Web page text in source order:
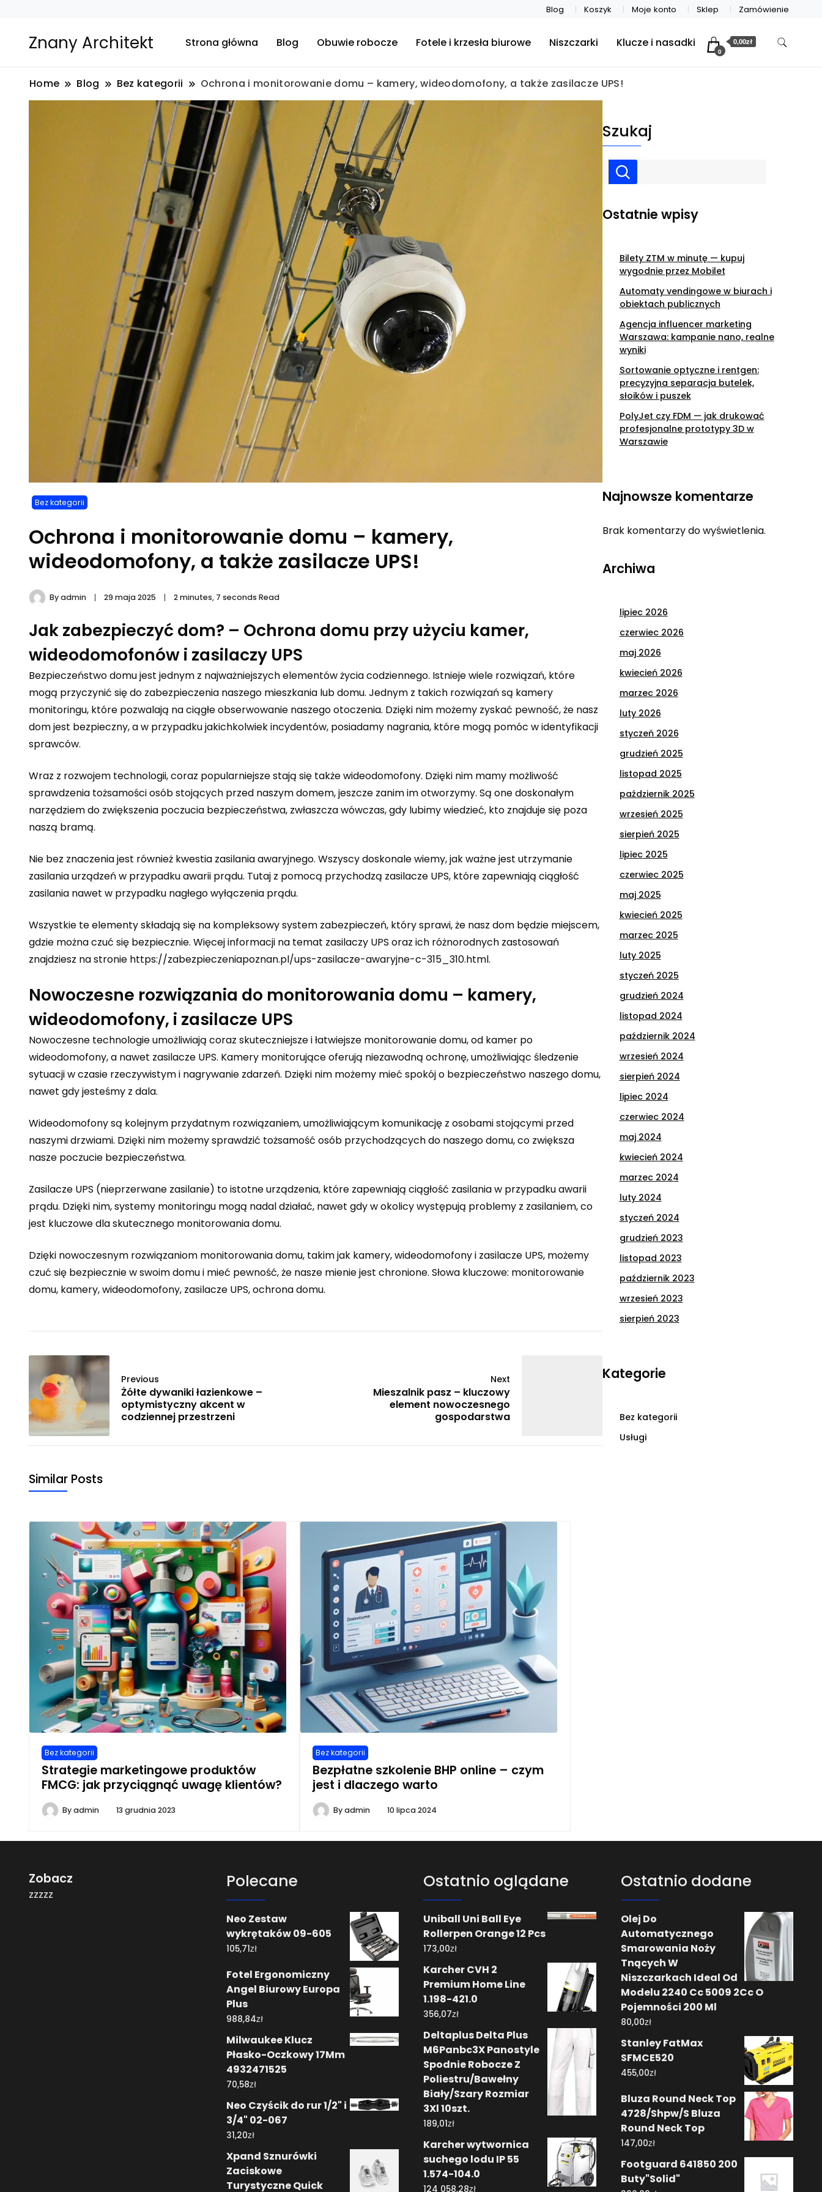
Blog Koszyk Moje konto Sklep Zamówienie
Znany Architekt Strona główna Blog Obuwie robocze Fotele i krzesła biurowe Niszczarki Klucze i nasadki
0
0,00zł
Home Blog Bez kategorii Ochrona i monitorowanie domu – kamery, wideodomofony, a także zasilacze UPS!
Bez kategorii
Ochrona i monitorowanie domu – kamery,
wideodomofony, a także zasilacze UPS!
Byadmin 29 maja 2025 2 minutes, 7 seconds Read
Jak zabezpieczyć dom? – Ochrona domu przy użyciu kamer,
wideodomofonów i zasilaczy UPS
Bezpieczeństwo domu jest jednym z najważniejszych elementów życia codziennego. Istnieje wiele rozwiązań, które
mogą przyczynić się do zabezpieczenia naszego mieszkania lub domu. Jednym z takich rozwiązań są kamery
monitoringu, które pozwalają na ciągłe obserwowanie naszego otoczenia. Dzięki nim możemy zyskać pewność, że nasz
dom jest bezpieczny, a w przypadku jakichkolwiek incydentów, posiadamy nagrania, które mogą pomóc w identyfikacji
sprawców.
Wraz z rozwojem technologii, coraz popularniejsze stają się także wideodomofony. Dzięki nim mamy możliwość
sprawdzenia tożsamości osób stojących przed naszym domem, jeszcze zanim im otworzymy. Są one doskonałym
narzędziem do zwiększenia poczucia bezpieczeństwa, zwłaszcza wówczas, gdy lubimy wiedzieć, kto znajduje się poza
naszą bramą.
Nie bez znaczenia jest również kwestia zasilania awaryjnego. Wszyscy doskonale wiemy, jak ważne jest utrzymanie
zasilania urządzeń w przypadku awarii prądu. Tutaj z pomocą przychodzą zasilacze UPS, które zapewniają ciągłość
zasilania nawet w przypadku nagłego wyłączenia prądu.
Wszystkie te elementy składają się na kompleksowy system zabezpieczeń, który sprawi, że nasz dom będzie miejscem,
gdzie można czuć się bezpiecznie. Więcej informacji na temat zasilaczy UPS oraz ich różnorodnych zastosowań
znajdziesz na stronie https://zabezpieczeniapoznan.pl/ups-zasilacze-awaryjne-c-315_310.html.
Nowoczesne rozwiązania do monitorowania domu – kamery,
wideodomofony, i zasilacze UPS
Nowoczesne technologie umożliwiają coraz skuteczniejsze i łatwiejsze monitorowanie domu, od kamer po
wideodomofony, a nawet zasilacze UPS. Kamery monitorujące oferują niezawodną ochronę, umożliwiając śledzenie
sytuacji w czasie rzeczywistym i nagrywanie zdarzeń. Dzięki nim możemy mieć spokój o bezpieczeństwo naszego domu,
nawet gdy jesteśmy z dala.
Wideodomofony są kolejnym przydatnym rozwiązaniem, umożliwiającym komunikację z osobami stojącymi przed
naszymi drzwiami. Dzięki nim możemy sprawdzić tożsamość osób przychodzących do naszego domu, co zwiększa
nasze poczucie bezpieczeństwa.
Zasilacze UPS (nieprzerwane zasilanie) to istotne urządzenia, które zapewniają ciągłość zasilania w przypadku awarii
prądu. Dzięki nim, systemy monitoringu mogą nadal działać, nawet gdy w okolicy występują problemy z zasilaniem, co
jest kluczowe dla skutecznego monitorowania domu.
Dzięki nowoczesnym rozwiązaniom monitorowania domu, takim jak kamery, wideodomofony i zasilacze UPS, możemy
czuć się bezpiecznie w swoim domu i mieć pewność, że nasze mienie jest chronione. Słowa kluczowe: monitorowanie
domu, kamery, wideodomofony, zasilacze UPS, ochrona domu.
Previous
Żółte dywaniki łazienkowe –
optymistyczny akcent w
codziennej przestrzeni
Next
Mieszalnik pasz – kluczowy
element nowoczesnego
gospodarstwa
Similar Posts
Bez kategorii
Strategie marketingowe produktów
FMCG: jak przyciągnąć uwagę klientów?
Byadmin 13 grudnia 2023
Bez kategorii
Bezpłatne szkolenie BHP online – czym
jest i dlaczego warto
Byadmin 10 lipca 2024
Szukaj
Ostatnie wpisy
Bilety ZTM w minutę — kupuj
wygodnie przez Mobilet
Automaty vendingowe w biurach i
obiektach publicznych
Agencja influencer marketing
Warszawa: kampanie nano, realne
wyniki
Sortowanie optyczne i rentgen:
precyzyjna separacja butelek,
słoików i puszek
PolyJet czy FDM — jak drukować
profesjonalne prototypy 3D w
Warszawie
Najnowsze komentarze
Brak komentarzy do wyświetlenia.
Archiwa
lipiec 2026
czerwiec 2026
maj 2026
kwiecień 2026
marzec 2026
luty 2026
styczeń 2026
grudzień 2025
listopad 2025
październik 2025
wrzesień 2025
sierpień 2025
lipiec 2025
czerwiec 2025
maj 2025
kwiecień 2025
marzec 2025
luty 2025
styczeń 2025
grudzień 2024
listopad 2024
październik 2024
wrzesień 2024
sierpień 2024
lipiec 2024
czerwiec 2024
maj 2024
kwiecień 2024
marzec 2024
luty 2024
styczeń 2024
grudzień 2023
listopad 2023
październik 2023
wrzesień 2023
sierpień 2023
Kategorie
Bez kategorii
Usługi
Zobacz
zzzzz
Polecane
Neo Zestaw
wykrętaków 09-605
105,71zł
Fotel Ergonomiczny
Angel Biurowy Europa
Plus
988,84zł
Milwaukee Klucz
Płasko-Oczkowy 17Mm
4932471525
70,58zł
Neo Czyścik do rur 1/2" i
3/4" 02-067
31,20zł
Xpand Sznurówki
Zaciskowe
Turystyczne Quick
Ostatnio oglądane
Uniball Uni Ball Eye
Rollerpen Orange 12 Pcs
173,00zł
Karcher CVH 2
Premium Home Line
1.198-421.0
356,07zł
Deltaplus Delta Plus
M6Panbc3X Panostyle
Spodnie Robocze Z
Poliestru/Bawełny
Biały/Szary Rozmiar
3Xl 10szt.
189,01zł
Karcher wytwornica
suchego lodu IP 55
1.574-104.0
124 058,28zł
Ostatnio dodane
Olej Do
Automatycznego
Smarowania Noży
Tnących W
Niszczarkach Ideal Od
Modelu 2240 Cc 5009 2Cc O
Pojemności 200 Ml
80,00zł
Stanley FatMax
SFMCE520
455,00zł
Bluza Round Neck Top
4728/Shpw/S Bluza
Round Neck Top
147,00zł
Footguard 641850 200
Buty"Solid"